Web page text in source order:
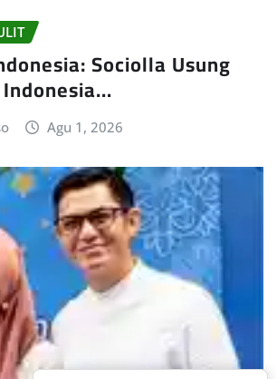
Sociolla Usung
Indonesia…
Agu 1, 2026